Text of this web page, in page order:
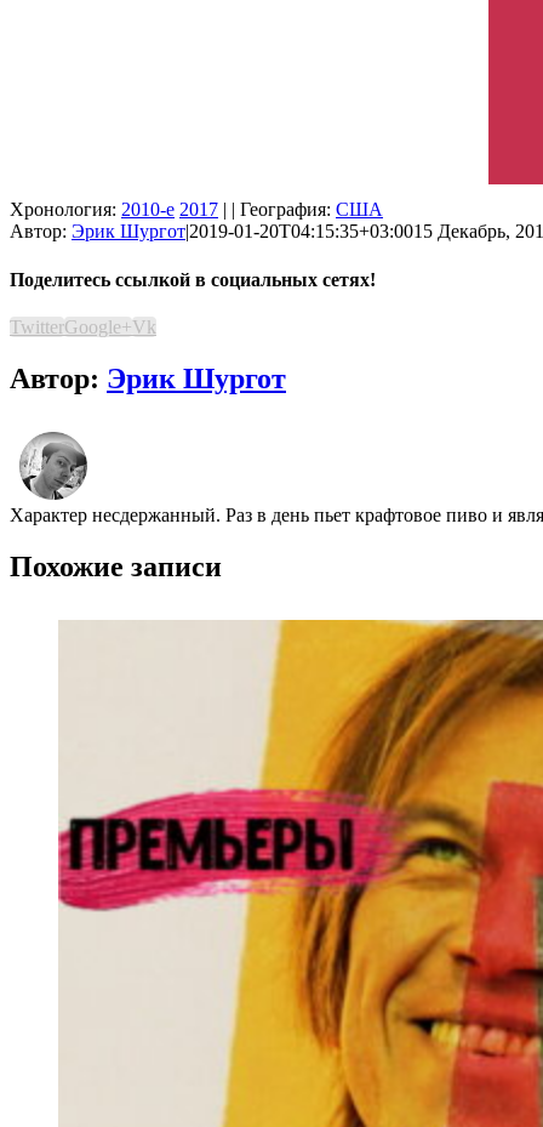
Хронология: 2010-е 2017 | | География: США
Автор: Эрик Шургот|2019-01-20T04:15:35+03:0015 Декабрь,
Поделитесь ссылкой в социальных сетях!
TwitterGoogle+Vk
Автор: Эрик Шургот
Характер несдержанный. Раз в день пьет крафтовое пиво и
Похожие записи